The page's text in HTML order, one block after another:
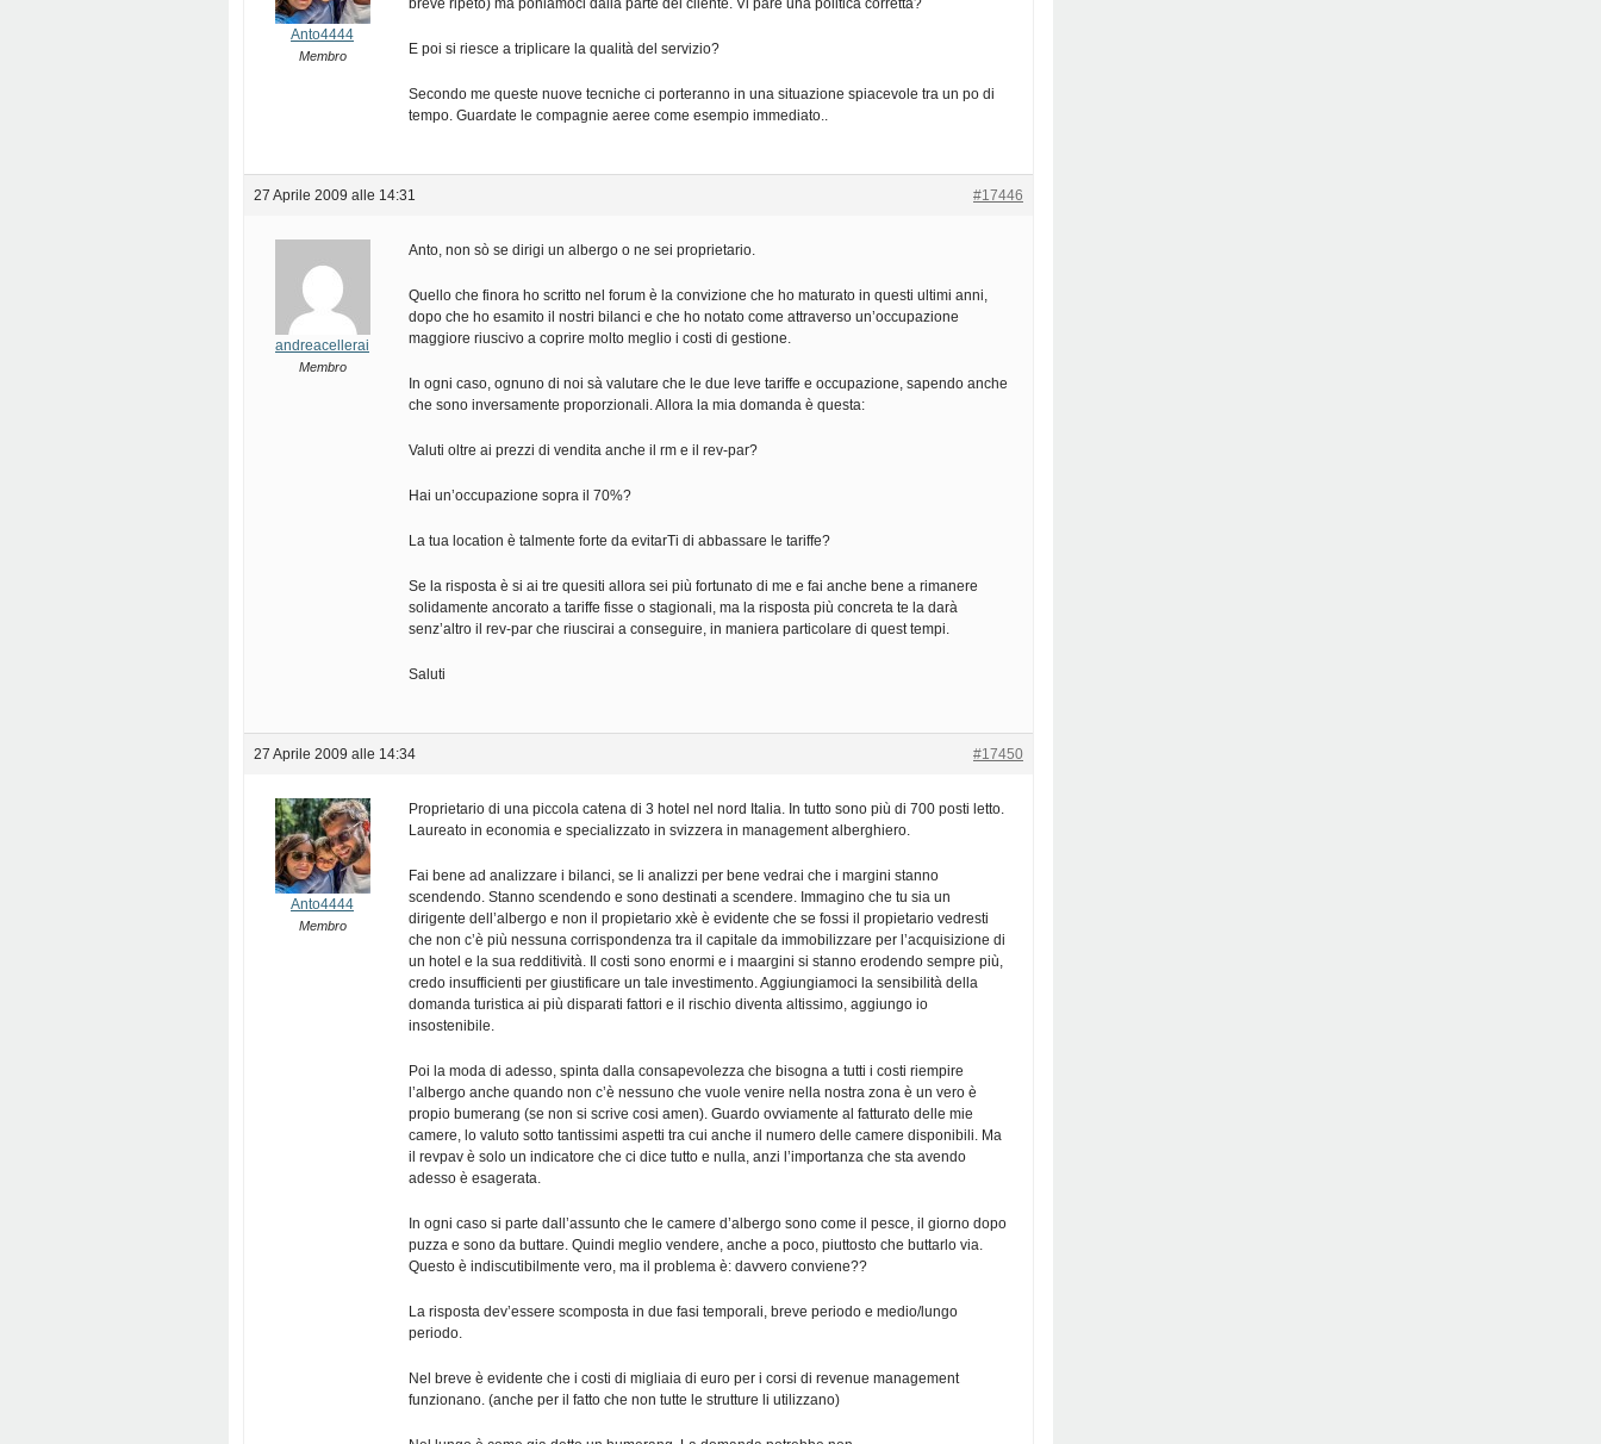
Anto4444
Membro
breve ripeto) ma poniamoci dalla parte del cliente. Vi pare una politica corretta?
E poi si riesce a triplicare la qualità del servizio?
Secondo me queste nuove tecniche ci porteranno in una situazione spiacevole tra un po di
tempo. Guardate le compagnie aeree come esempio immediato..
27 Aprile 2009 alle 14:31 #17446
andreacellerai
Membro
Anto, non sò se dirigi un albergo o ne sei proprietario.
Quello che finora ho scritto nel forum è la convizione che ho maturato in questi ultimi anni,
dopo che ho esamito il nostri bilanci e che ho notato come attraverso un’occupazione
maggiore riuscivo a coprire molto meglio i costi di gestione.
In ogni caso, ognuno di noi sà valutare che le due leve tariffe e occupazione, sapendo anche
che sono inversamente proporzionali. Allora la mia domanda è questa:
Valuti oltre ai prezzi di vendita anche il rm e il rev-par?
Hai un’occupazione sopra il 70%?
La tua location è talmente forte da evitarTi di abbassare le tariffe?
Se la risposta è si ai tre quesiti allora sei più fortunato di me e fai anche bene a rimanere
solidamente ancorato a tariffe fisse o stagionali, ma la risposta più concreta te la darà
senz’altro il rev-par che riuscirai a conseguire, in maniera particolare di quest tempi.
Saluti
27 Aprile 2009 alle 14:34 #17450
Anto4444
Membro
Proprietario di una piccola catena di 3 hotel nel nord Italia. In tutto sono più di 700 posti letto.
Laureato in economia e specializzato in svizzera in management alberghiero.
Fai bene ad analizzare i bilanci, se li analizzi per bene vedrai che i margini stanno
scendendo. Stanno scendendo e sono destinati a scendere. Immagino che tu sia un
dirigente dell’albergo e non il propietario xkè è evidente che se fossi il propietario vedresti
che non c’è più nessuna corrispondenza tra il capitale da immobilizzare per l’acquisizione di
un hotel e la sua redditività. Il costi sono enormi e i maargini si stanno erodendo sempre più,
credo insufficienti per giustificare un tale investimento. Aggiungiamoci la sensibilità della
domanda turistica ai più disparati fattori e il rischio diventa altissimo, aggiungo io
insostenibile.
Poi la moda di adesso, spinta dalla consapevolezza che bisogna a tutti i costi riempire
l’albergo anche quando non c’è nessuno che vuole venire nella nostra zona è un vero è
propio bumerang (se non si scrive cosi amen). Guardo ovviamente al fatturato delle mie
camere, lo valuto sotto tantissimi aspetti tra cui anche il numero delle camere disponibili. Ma
il revpav è solo un indicatore che ci dice tutto e nulla, anzi l’importanza che sta avendo
adesso è esagerata.
In ogni caso si parte dall’assunto che le camere d’albergo sono come il pesce, il giorno dopo
puzza e sono da buttare. Quindi meglio vendere, anche a poco, piuttosto che buttarlo via.
Questo è indiscutibilmente vero, ma il problema è: davvero conviene??
La risposta dev’essere scomposta in due fasi temporali, breve periodo e medio/lungo
periodo.
Nel breve è evidente che i costi di migliaia di euro per i corsi di revenue management
funzionano. (anche per il fatto che non tutte le strutture li utilizzano)